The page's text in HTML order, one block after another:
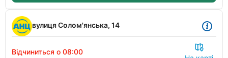
вулиця Солом'янська, 14
Відчиниться о 08:00